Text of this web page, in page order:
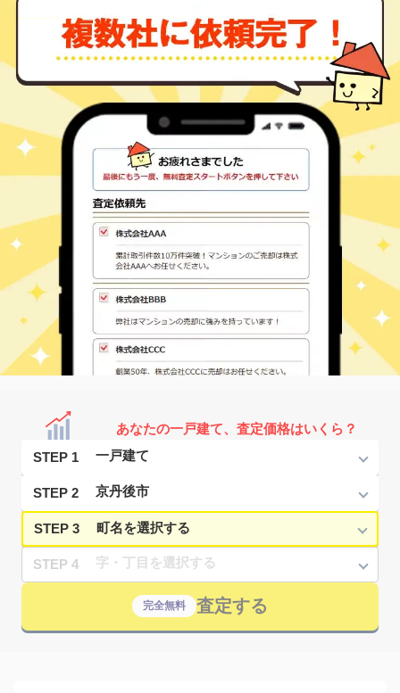
あなたの一戸建て、査定価格はいくら？
STEP 1
STEP 2
STEP 3
STEP 4
完全無料 査定する